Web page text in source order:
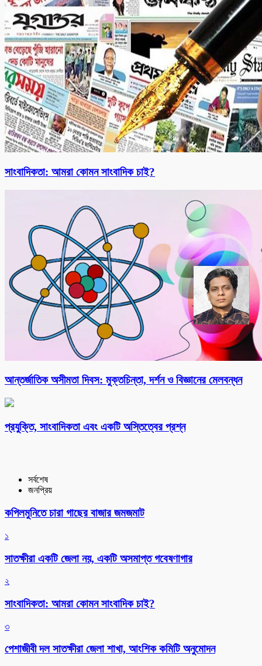
সাংবাদিকতা: আমরা কোমন সাংবাদিক চাই?
আন্তর্জাতিক অসীমতা দিবস: মুক্তচিন্তা, দর্শন ও বিজ্ঞানের মেলবন্ধন
প্রযুক্তি, সাংবাদিকতা এবং একটি অস্তিত্বের প্রশ্ন
সর্বশেষ
জনপ্রিয়
কপিলমুনিতে চারা গাছের বাজার জমজমাট
১
সাতক্ষীরা একটি জেলা নয়, একটি অসমাপ্ত গবেষণাগার
২
সাংবাদিকতা: আমরা কোমন সাংবাদিক চাই?
৩
পেশাজীবী দল সাতক্ষীরা জেলা শাখা, আংশিক কমিটি অনুমোদন